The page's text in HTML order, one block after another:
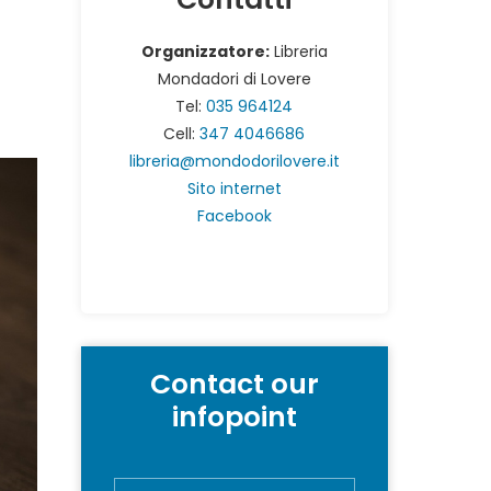
Organizzatore:Libreria
Mondadori di Lovere
Tel:035 964124
Cell:347 4046686
libreria@mondodorilovere.it
Sito internet
Facebook
Contact our
infopoint